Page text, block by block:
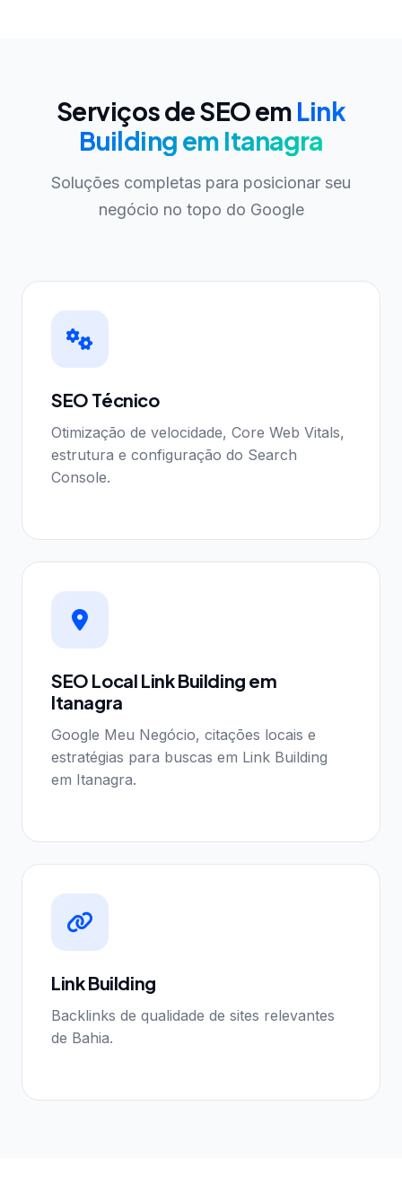
Serviços de SEO em Link
Building em Itanagra
Soluções completas para posicionar seu
negócio no topo do Google
SEO Técnico
Otimização de velocidade, Core Web Vitals,
estrutura e configuração do Search
Console.
SEO Local Link Building em
Itanagra
Google Meu Negócio, citações locais e
estratégias para buscas em Link Building
em Itanagra.
Link Building
Backlinks de qualidade de sites relevantes
de Bahia.